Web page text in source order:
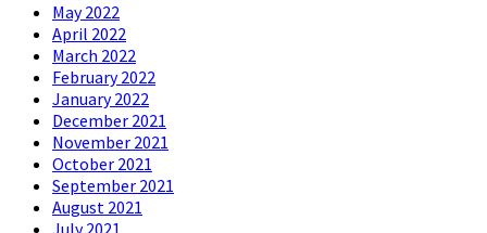
May 2022
April 2022
March 2022
February 2022
January 2022
December 2021
November 2021
October 2021
September 2021
August 2021
July 2021